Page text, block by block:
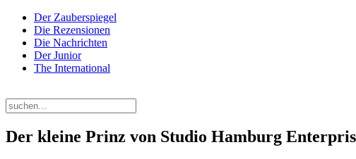
Der Zauberspiegel
Die Rezensionen
Die Nachrichten
Der Junior
The International
Der kleine Prinz von Studio Hamburg